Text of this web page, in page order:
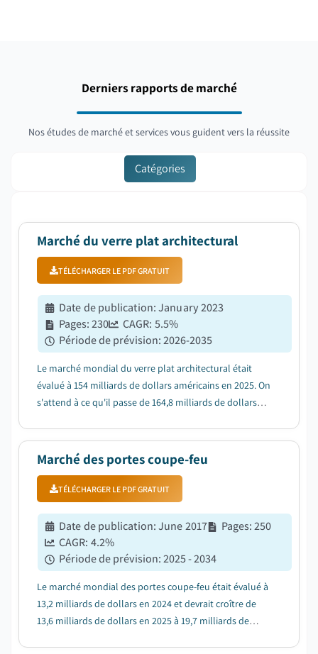
Derniers rapports de marché
Nos études de marché et services vous guident vers la réussite
Catégories
Marché du verre plat architectural
TÉLÉCHARGER LE PDF GRATUIT
Date de publication:January 2023
Pages:230 CAGR: 5.5%
Période de prévision:2026-2035
Le marché mondial du verre plat architectural était
évalué à 154 milliards de dollars américains en 2025. On
s'attend à ce qu'il passe de 164,8 milliards de dollars
Marché des portes coupe-feu
TÉLÉCHARGER LE PDF GRATUIT
Date de publication:June 2017 Pages:250
CAGR: 4.2%
Période de prévision:2025 - 2034
Le marché mondial des portes coupe-feu était évalué à
13,2 milliards de dollars en 2024 et devrait croître de
13,6 milliards de dollars en 2025 à 19,7 milliards de